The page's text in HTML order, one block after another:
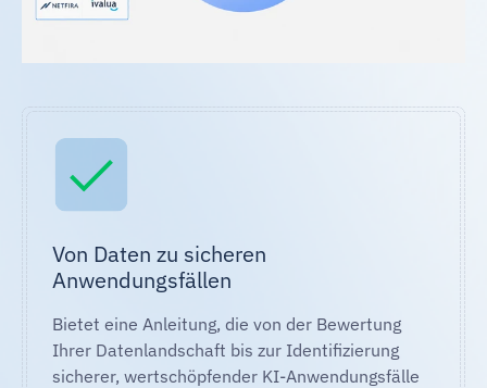
Von Daten zu sicheren
Anwendungsfällen
Bietet eine Anleitung, die von der Bewertung
Ihrer Datenlandschaft bis zur Identifizierung
sicherer, wertschöpfender KI-Anwendungsfälle